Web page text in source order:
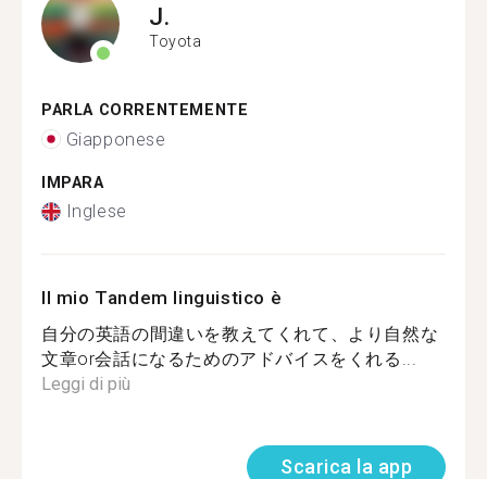
J.
Toyota
PARLA CORRENTEMENTE
Giapponese
IMPARA
Inglese
Il mio Tandem linguistico è
自分の英語の間違いを教えてくれて、より自然な
文章or会話になるためのアドバイスをくれる...
Leggi di più
Scarica la app